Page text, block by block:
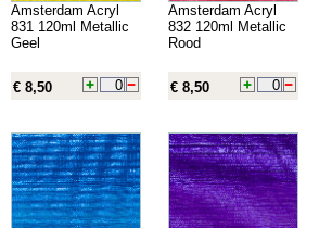
Amsterdam Acryl
831 120ml Metallic
Geel
€ 8,50
Amsterdam Acryl
832 120ml Metallic
Rood
€ 8,50